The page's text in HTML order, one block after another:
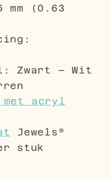
(0.63
Zwart – Wit
met acryl
Jewels®
stuk